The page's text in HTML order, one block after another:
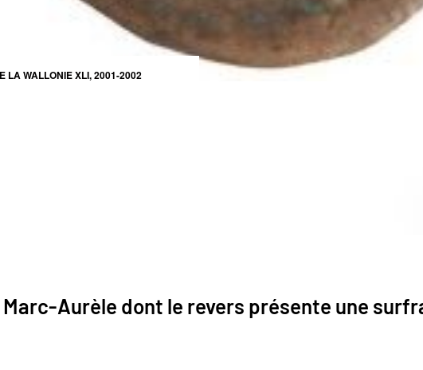
LA WALLONIE XLI, 2001-2002
Aurèle dont le revers présente une